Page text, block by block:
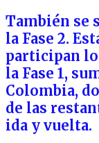
También se
la Fase 2.
participan
la Fase 1,
Colombia,
de las
ida y vuelta.